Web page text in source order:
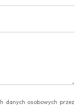
danych osobowych przez